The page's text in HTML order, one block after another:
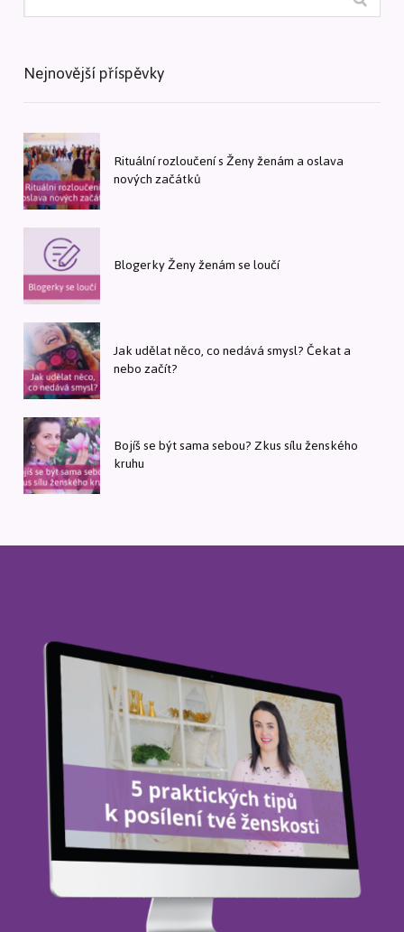
Nejnovější příspěvky
Rituální rozloučení s Ženy ženám a oslava
nových začátků
Blogerky Ženy ženám se loučí
Jak udělat něco, co nedává smysl? Čekat a
nebo začít?
Bojíš se být sama sebou? Zkus sílu ženského
kruhu